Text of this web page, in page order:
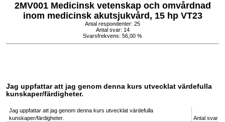
2MV001 Medicinsk vetenskap och omvårdnad
inom medicinsk akutsjukvård, 15 hp VT23
Antal respondenter: 25
Antal svar: 14
Svarsfrekvens: 56,00 %
Jag uppfattar att jag genom denna kurs utvecklat värdefulla
kunskaper/färdigheter.
Jag uppfattar att jag genom denna kurs utvecklat värdefulla
kunskaper/färdigheter.
Antal svar